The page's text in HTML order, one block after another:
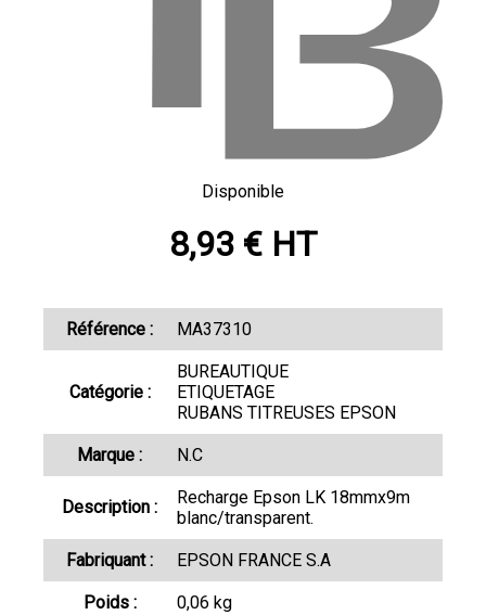
Disponible
8,93 € HT
Référence : MA37310
Catégorie :
BUREAUTIQUE
ETIQUETAGE
RUBANS TITREUSES EPSON
Marque : N.C
Description :
Recharge Epson LK 18mmx9m
blanc/transparent.
Fabriquant : EPSON FRANCE S.A
Poids : 0,06 kg